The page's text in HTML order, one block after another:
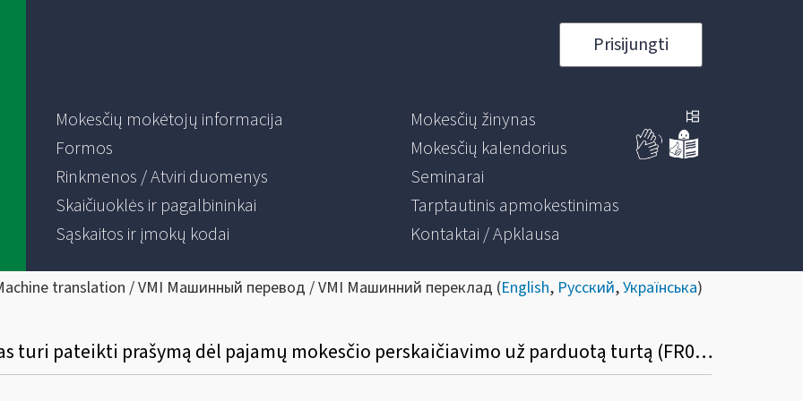
Prisijungti
Mokesčių mokėtojų informacija
Formos
Rinkmenos / Atviri duomenys
Skaičiuoklės ir pagalbininkai
Sąskaitos ir įmokų kodai
Mokesčių žinynas
Mokesčių kalendorius
Seminarai
Tarptautinis apmokestinimas
Kontaktai / Apklausa
translation / VMI Машинный перевод / VMI Машинний переклад (English, Русский,Українська)
Kada nenuolatinis Lietuvos gyventojas turi pateikti prašymą dėl pajamų mokesčio perskaičiavimo už parduotą turtą (FR0464 forma)?